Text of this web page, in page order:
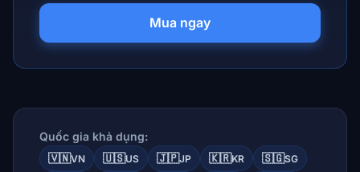
Mua ngay
Quốc gia khả dụng:
🇻🇳VN 🇺🇸US 🇯🇵JP 🇰🇷KR 🇸🇬SG